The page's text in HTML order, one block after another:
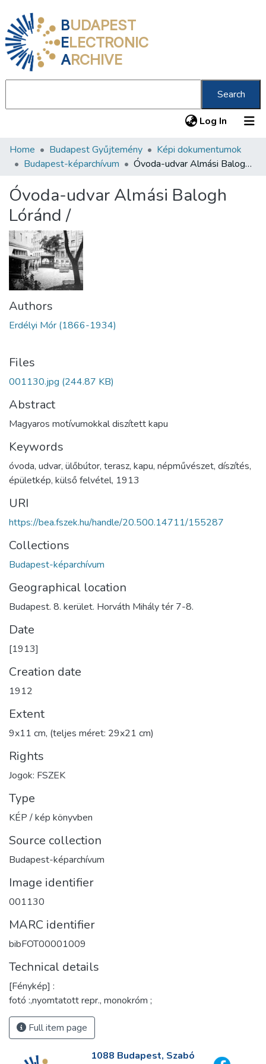
BUDAPEST
ELECTRONIC
ARCHIVE
Search
Log In (current)
Communities & Collections
Statistics
About us
Home Budapest Gyűjtemény
Képi dokumentumok
Budapest-képarchívum
Óvoda-udvar Almási Balogh Lóránd /
Óvoda-udvar Almási Balogh
Lóránd /
Authors
Erdélyi Mór (1866-1934)
Files
001130.jpg (244.87 KB)
Abstract
Magyaros motívumokkal diszített kapu
Keywords
óvoda, udvar, ülőbútor, terasz, kapu, népművészet, díszítés,
épületkép, külső felvétel, 1913
URI
https://bea.fszek.hu/handle/20.500.14711/155287
Collections
Budapest-képarchívum
Geographical location
Budapest. 8. kerület. Horváth Mihály tér 7-8.
Date
[1913]
Creation date
1912
Extent
9x11 cm, (teljes méret: 29x21 cm)
Rights
Jogok: FSZEK
Type
KÉP / kép könyvben
Source collection
Budapest-képarchívum
Image identifier
001130
MARC identifier
bibFOT00001009
Technical details
[Fénykép] :
fotó :,nyomtatott repr., monokróm ;
Full item page
1088 Budapest, Szabó